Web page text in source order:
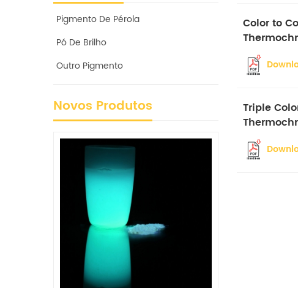
Pigmento De Pérola
Pó De Brilho
Outro Pigmento
Novos Produtos
Color to
Pigment
Triple
Pigment